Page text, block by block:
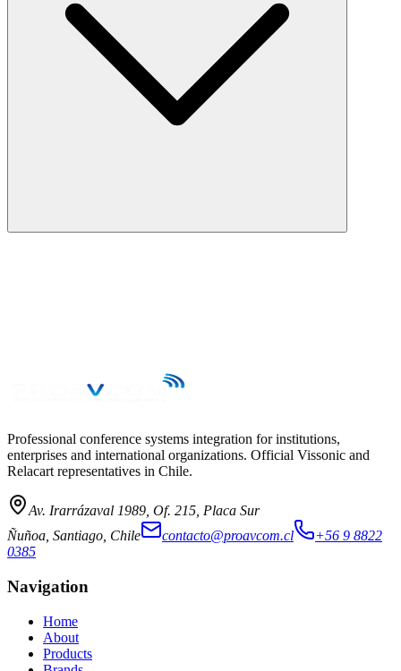
Professional conference systems integration for institutions,
enterprises and international organizations. Official Vissonic and
Relacart representatives in Chile.
Av. Irarrázaval 1989, Of. 215, Placa Sur
Ñuñoa, Santiago, Chile
contacto@proavcom.cl
+56 9 8822
0385
Navigation
Home
About
Products